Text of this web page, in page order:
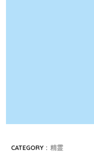
CATEGORY : 精霊